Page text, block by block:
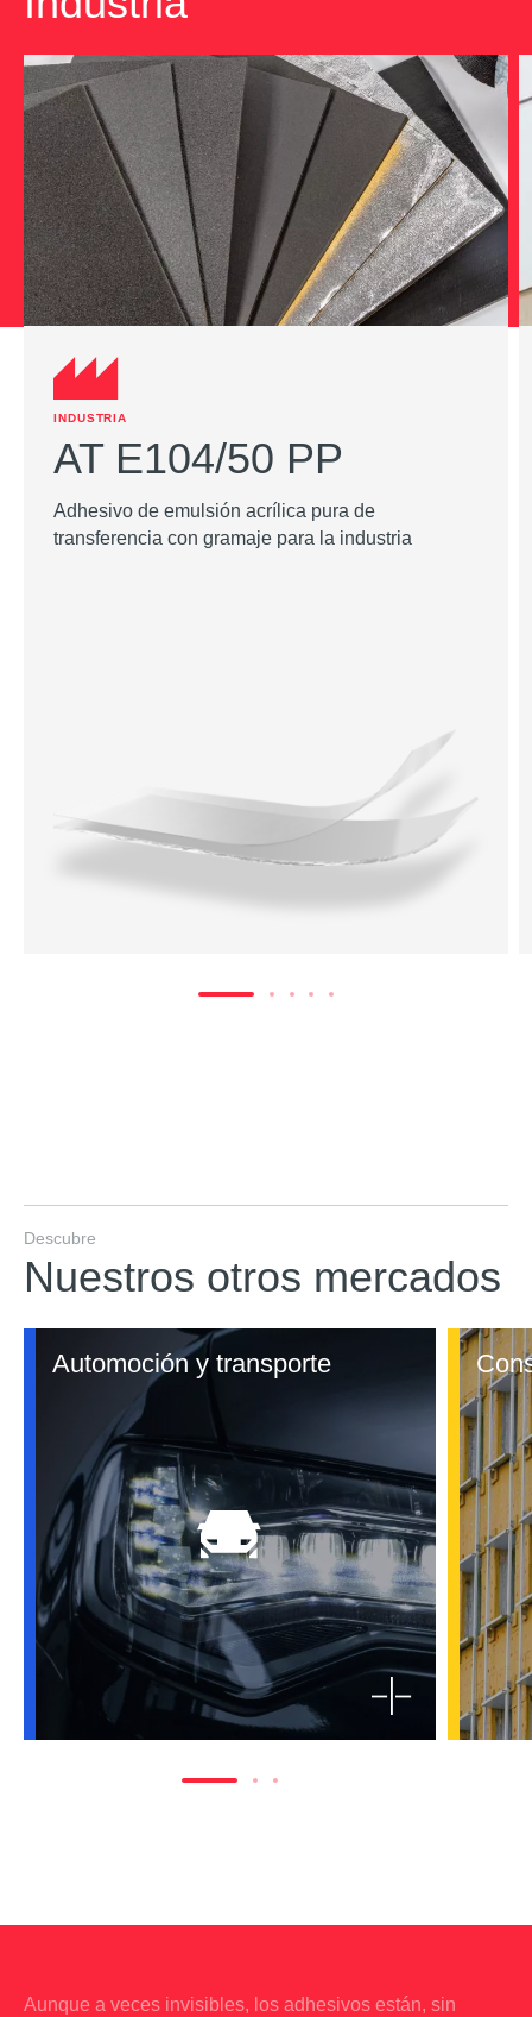
INDUSTRIA
AT E104/50 PP
Adhesivo de emulsión acrílica pura de
transferencia con gramaje para la industria
Descubre
Nuestros otros mercados
Automoción y transporte
Aunque a veces invisibles, los adhesivos están, sin